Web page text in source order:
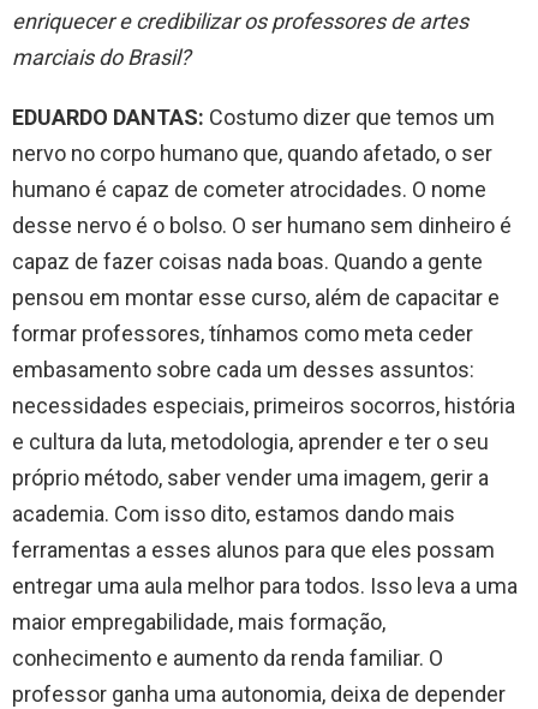
enriquecer e credibilizar os professores de artes
marciais do Brasil?
EDUARDO DANTAS: Costumo dizer que temos um
nervo no corpo humano que, quando afetado, o ser
humano é capaz de cometer atrocidades. O nome
desse nervo é o bolso. O ser humano sem dinheiro é
capaz de fazer coisas nada boas. Quando a gente
pensou em montar esse curso, além de capacitar e
formar professores, tínhamos como meta ceder
embasamento sobre cada um desses assuntos:
necessidades especiais, primeiros socorros, história
e cultura da luta, metodologia, aprender e ter o seu
próprio método, saber vender uma imagem, gerir a
academia. Com isso dito, estamos dando mais
ferramentas a esses alunos para que eles possam
entregar uma aula melhor para todos. Isso leva a uma
maior empregabilidade, mais formação,
conhecimento e aumento da renda familiar. O
professor ganha uma autonomia, deixa de depender